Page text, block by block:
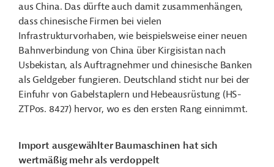
aus China. Das dürfte auch damit zusammenhängen,
dass chinesische Firmen bei vielen
Infrastrukturvorhaben, wie beispielsweise einer neuen
Bahnverbindung von China über Kirgisistan nach
Usbekistan, als Auftragnehmer und chinesische Banken
als Geldgeber fungieren. Deutschland sticht nur bei der
Einfuhr von Gabelstaplern und Hebeausrüstung (HS-
ZTPos. 8427) hervor, wo es den ersten Rang einnimmt.
Import ausgewählter Baumaschinen hat sich
wertmäßig mehr als verdoppelt